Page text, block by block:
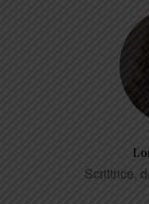
Scrittrice,